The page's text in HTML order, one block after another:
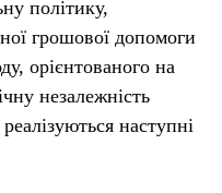
політику,
грошової допомоги
орієнтованого на
незалежність
наступні